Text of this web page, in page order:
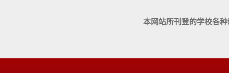
本网站所刊登的学校各